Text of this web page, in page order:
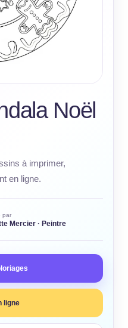
Noël
à imprimer,
en ligne.
par
Mercier · Peintre
ligne